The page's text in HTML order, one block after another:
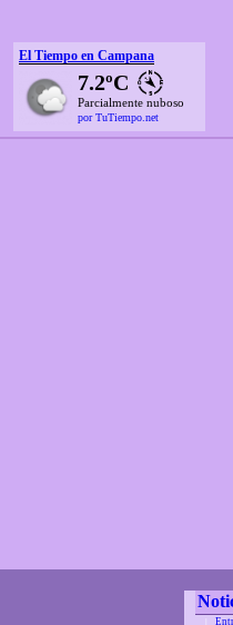
El Tiempo en Campana
7.2ºC
Parcialmente nuboso
por TuTiempo.net